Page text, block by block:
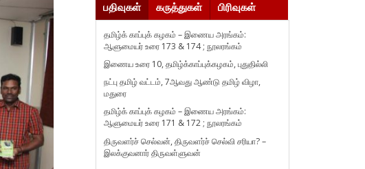
பதிவுகள் கருத்துகள் பிரிவுகள்
தமிழ்க் காப்புக் கழகம் – இணைய அரங்கம்:
ஆளுமையர் உரை 173 & 174 ; நூலரங்கம்
இணைய உரை 10, தமிழ்க்காப்புக்கழகம், புதுதில்லி
நட்பு தமிழ் வட்டம், 7ஆவது ஆண்டு தமிழ் விழா,
மதுரை
தமிழ்க் காப்புக் கழகம் – இணைய அரங்கம்:
ஆளுமையர் உரை 171 & 172 ; நூலரங்கம்
திருவளர்ச் செல்வன், திருவளர்ச் செல்வி சரியா? –
இலக்குவனார் திருவள்ளுவன்